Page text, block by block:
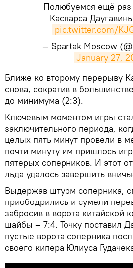
Полюбуемся ещё раз
Каспарса
pic.twitter.com/
— Spartak Moscow
January 27,
​Ближе ко второму перерыву
снова, сократив в
до минимума (2:3).
Ключевым моментом игры
заключительного периода,
целых пять минут провели в
почти минуту им пришлось
пятерых соперников. И этот
льда удалось завершить
Выдержав штурм соперника,
приободрились и сумели
забросив в ворота китайской
шайбы – 7:4. Точку поставил
пустые ворота соперника
своего кипера Юлиуса